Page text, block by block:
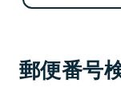
郵便番号